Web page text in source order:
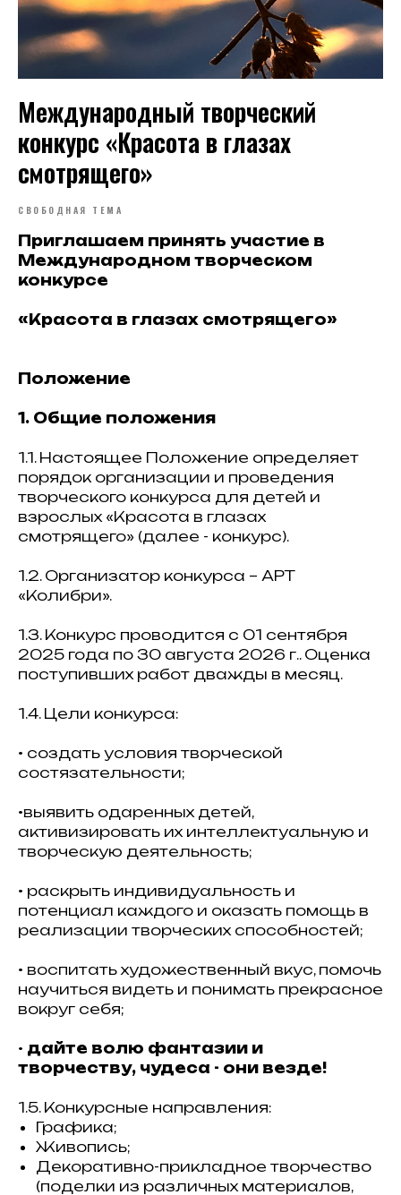
Международный творческий
конкурс «Красота в глазах
смотрящего»
СВОБОДНАЯ ТЕМА
Приглашаем принять участие в
Международном творческом
конкурсе
«Красота в глазах смотрящего»
Положение
1. Общие положения
1.1. Настоящее Положение определяет
порядок организации и проведения
творческого конкурса для детей и
взрослых «Красота в глазах
смотрящего» (далее - конкурс).
1.2. Организатор конкурса – АРТ
«Колибри».
1.3. Конкурс проводится с 01 сентября
2025 года по 30 августа 2026 г.. Оценка
поступивших работ дважды в месяц.
1.4. Цели конкурса:
• создать условия творческой
состязательности;
•выявить одаренных детей,
активизировать их интеллектуальную и
творческую деятельность;
• раскрыть индивидуальность и
потенциал каждого и оказать помощь в
реализации творческих способностей;
• воспитать художественный вкус, помочь
научиться видеть и понимать прекрасное
вокруг себя;
• дайте волю фантазии и
творчеству, чудеса - они везде!
1.5. Конкурсные направления:
Графика;
Живопись;
Декоративно-прикладное творчество
(поделки из различных материалов,